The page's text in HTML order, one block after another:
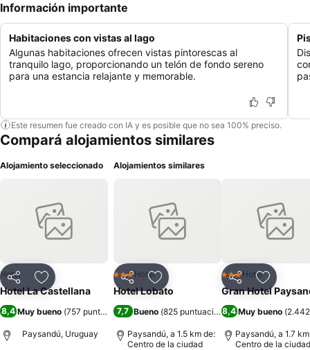
Información importante
Habitaciones con vistas al lago
Algunas habitaciones ofrecen vistas pintorescas al
tranquilo lago, proporcionando un telón de fondo sereno
para una estancia relajante y memorable.
Este resumen fue creado con IA y es posible que no sea 100% preciso.
Compará alojamientos similares
Alojamiento seleccionado
CompartirAñadir a favoritos
Hotel
Hotel La Castellana
8,4 Muy bueno (757 puntuaciones)
Paysandú, Uruguay
Alojamientos similares
CompartirAñadir a favoritos
3 Estrellas
Hotel
Hotel Lobato
7,7 Bueno (825 puntuaciones)
Paysandú, a 1.5 km de:
Centro de la ciudad
CompartirAñadir
3 Estrellas
Hotel
Gran Hotel
8,4Muy bueno (
Paysandú, a 1.7
Centro de la ciudad